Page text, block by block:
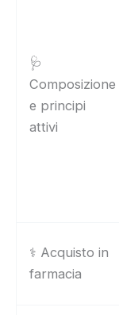
🩺
Composizione
e principi
attivi
⚕️ Acquisto in
farmacia